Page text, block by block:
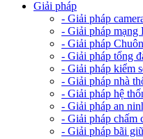
Giải pháp
- Giải pháp
- Giải pháp
- Giải pháp
- Giải pháp tổng
- Giải pháp kiểm
- Giải pháp nhà
- Giải pháp hệ
- Giải pháp an
- Giải pháp chấm
- Giải pháp bãi